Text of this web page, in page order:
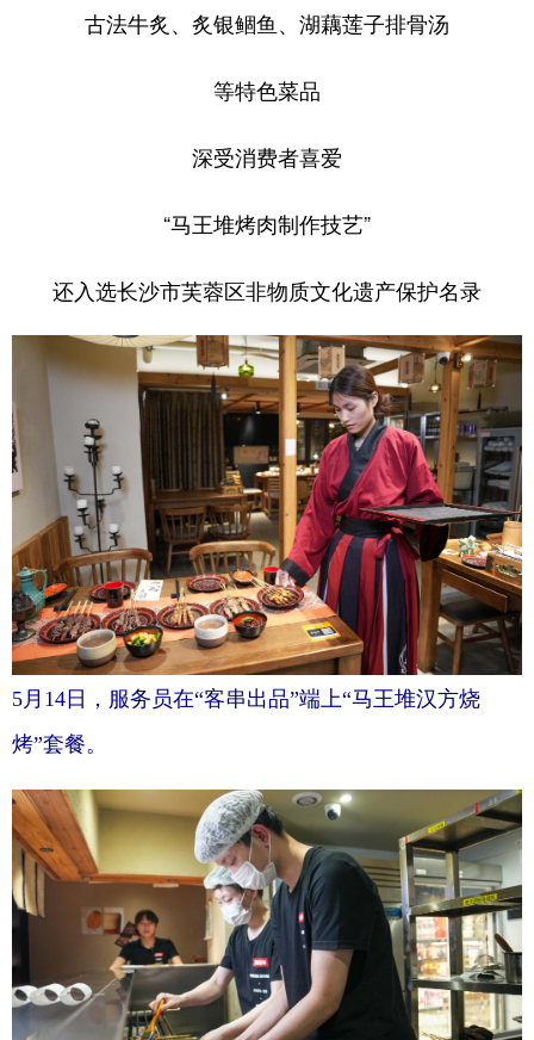
古法牛炙、炙银鲴鱼、湖藕莲子排骨汤
等特色菜品
深受消费者喜爱
“马王堆烤肉制作技艺”
还入选长沙市芙蓉区非物质文化遗产保护名录
5月14日，服务员在“客串出品”端上“马王堆汉方烧
烤”套餐。